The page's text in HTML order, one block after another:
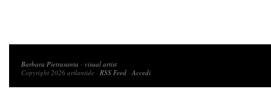
Barbara Pietrasanta - visual artist
Copyright 2026 artlantide · RSS Feed ·Accedi